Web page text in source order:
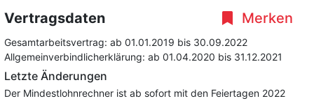
Merken
Vertragsdaten
Gesamtarbeitsvertrag: ab 01.01.2019 bis 30.09.2022
Allgemeinverbindlicherklärung: ab 01.04.2020 bis 31.12.2021
Letzte Änderungen
Der Mindestlohnrechner ist ab sofort mit den Feiertagen 2022